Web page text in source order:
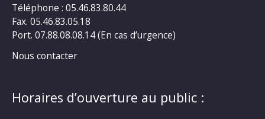
Téléphone : 05.46.83.80.44
Fax. 05.46.83.05.18
Port. 07.88.08.08.14 (En cas d’urgence)
Nous contacter
Horaires d’ouverture au public :